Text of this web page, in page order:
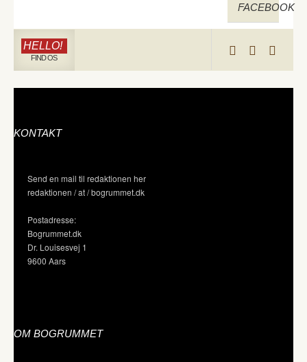
FACEBOOK
HELLO!
FIND OS
KONTAKT
Send en mail til redaktionen her
redaktionen / at / bogrummet.dk
Postadresse:
Bogrummet.dk
Dr. Louisesvej 1
9600 Aars
OM BOGRUMMET